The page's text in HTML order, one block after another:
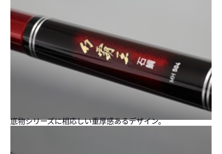
底物シリーズに相応しい重厚感あるデザイン。